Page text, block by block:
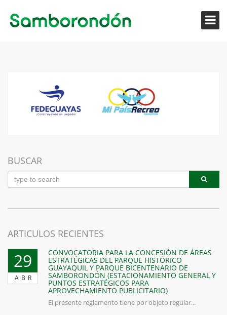
BUSCAR
ARTICULOS RECIENTES
29
ABR
CONVOCATORIA PARA LA CONCESIÓN DE ÁREAS
ESTRATÉGICAS DEL PARQUE HISTÓRICO
GUAYAQUIL Y PARQUE BICENTENARIO DE
SAMBORONDÓN (ESTACIONAMIENTO GENERAL Y
PUNTOS ESTRATÉGICOS PARA
APROVECHAMIENTO PUBLICITARIO)
El presente reglamento tiene por objeto regular...